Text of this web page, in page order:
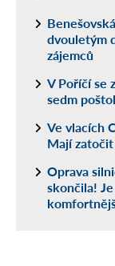
dvouletým
zájemců
V Poříčí se
sedm
Ve vlacích
Mají
Oprava
skončila!